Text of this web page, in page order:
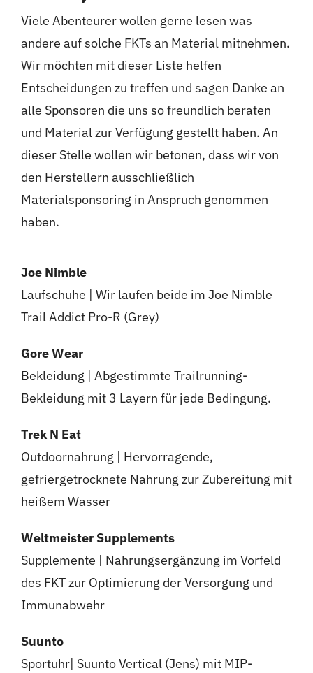
Viele Abenteurer wollen gerne lesen was
andere auf solche FKTs an Material mitnehmen.
Wir möchten mit dieser Liste helfen
Entscheidungen zu treffen und sagen Danke an
alle Sponsoren die uns so freundlich beraten
und Material zur Verfügung gestellt haben. An
dieser Stelle wollen wir betonen, dass wir von
den Herstellern ausschließlich
Materialsponsoring in Anspruch genommen
haben.
Joe Nimble
Laufschuhe | Wir laufen beide im Joe Nimble
Trail Addict Pro-R (Grey)
Gore Wear
Bekleidung | Abgestimmte Trailrunning-
Bekleidung mit 3 Layern für jede Bedingung.
Trek N Eat
Outdoornahrung | Hervorragende,
gefriergetrocknete Nahrung zur Zubereitung mit
heißem Wasser
Weltmeister Supplements
Supplemente | Nahrungsergänzung im Vorfeld
des FKT zur Optimierung der Versorgung und
Immunabwehr
Suunto
Sportuhr| Suunto Vertical (Jens) mit MIP-